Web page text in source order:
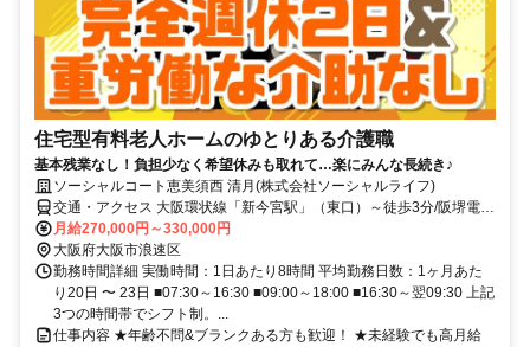
住宅型有料老人ホームのゆとりある介護職
基本残業なし！負担少なく希望休みも取れて…楽にみんな長続き♪
ソーシャルコート恵美須西 清月(株式会社ソーシャルライフ)
交通・アクセス 大阪環状線「新今宮駅」（東口）～徒歩3分/阪堺電車
阪堺線「新今宮駅前駅」～徒歩4分/地下鉄堺筋線・御堂筋線「動物園
前駅」（6号出口）～徒歩4分
月給270,000円～330,000円
大阪府大阪市浪速区
勤務時間詳細 実働時間：1日あたり8時間 平均勤務日数：1ヶ月あた
り20日 〜 23日 ■07:30～16:30 ■09:00～18:00 ■16:30～翌09:30 上記
3つの時間帯でシフト制。...
仕事内容 ★年齢不問&ブランクある方も歓迎！ ★未経験でも高月給